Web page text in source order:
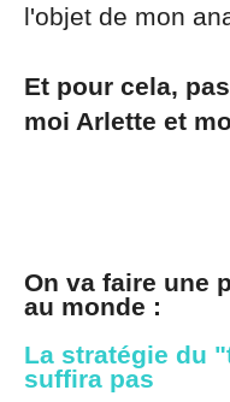
l'objet de mon
Et pour cela,
moi Arlette et
On va faire une
au monde :
La stratégie du
suffira pas